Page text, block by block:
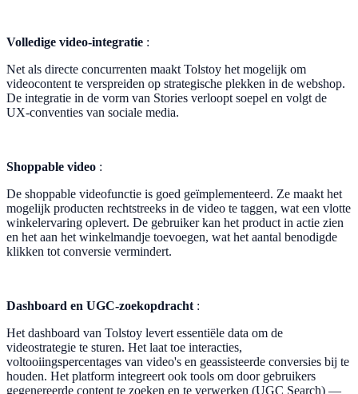
Volledige video-integratie :
Net als directe concurrenten maakt Tolstoy het mogelijk om
videocontent te verspreiden op strategische plekken in de webshop.
De integratie in de vorm van Stories verloopt soepel en volgt de
UX-conventies van sociale media.
Shoppable video :
De shoppable videofunctie is goed geïmplementeerd. Ze maakt het
mogelijk producten rechtstreeks in de video te taggen, wat een vlotte
winkelervaring oplevert. De gebruiker kan het product in actie zien
en het aan het winkelmandje toevoegen, wat het aantal benodigde
klikken tot conversie vermindert.
Dashboard en UGC-zoekopdracht:
Het dashboard van Tolstoy levert essentiële data om de
videostrategie te sturen. Het laat toe interacties,
voltooiingspercentages van video's en geassisteerde conversies bij te
houden. Het platform integreert ook tools om door gebruikers
gegenereerde content te zoeken en te verwerken (UGC Search) —